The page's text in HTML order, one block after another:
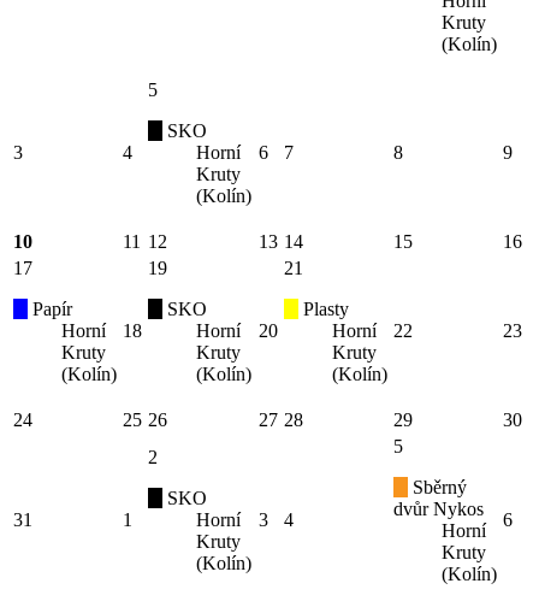
Kruty
(Kolín)
3 4
5
SKO
Horní
Kruty
(Kolín)
6 7 8 9
10 11 12 13 14 15
16
17
Papír
Horní
Kruty
(Kolín)
18
19
SKO
Horní
Kruty
(Kolín)
20
21
Plasty
Horní
Kruty
(Kolín)
22 23
24 25 26 27 28 29 30
31 1
2
SKO
Horní
Kruty
(Kolín)
3 4
5
Sběrný
dvůr Nykos
Horní
Kruty
(Kolín)
6